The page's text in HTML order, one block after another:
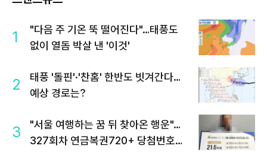
1
"다음 주 기온 뚝 떨어진다"…태풍도
없이 열돔 박살 낸 '이것'
2
태풍 '돌핀'·'찬홈' 한반도 빗겨간다…
예상 경로는?
3
"서울 여행하는 꿈 뒤 찾아온 행운"…
327회차 연금복권720+ 당첨번호조